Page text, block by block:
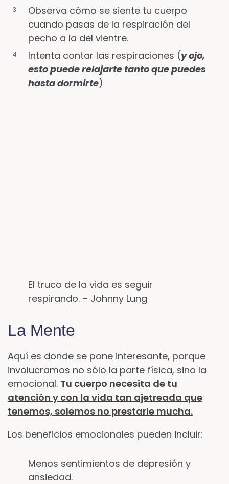
Observa cómo se siente tu cuerpo
cuando pasas de la respiración del
pecho a la del vientre.
Intenta contar las respiraciones (y ojo,
esto puede relajarte tanto que puedes
hasta dormirte)
El truco de la vida es seguir
respirando. – Johnny Lung
La Mente
Aquí es donde se pone interesante, porque
involucramos no sólo la parte física, sino la
emocional. Tu cuerpo necesita de tu
atención y con la vida tan ajetreada que
tenemos, solemos no prestarle mucha.
Los beneficios emocionales pueden incluir:
Menos sentimientos de depresión y
ansiedad.